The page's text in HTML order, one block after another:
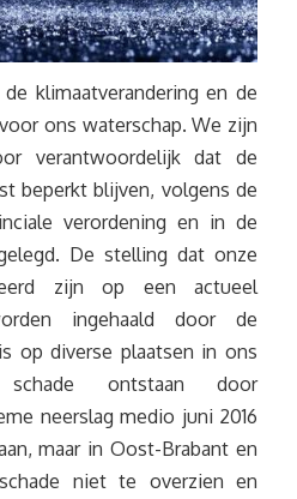
klimaatverandering en de
ons waterschap. We zijn
verantwoordelijk dat de
beperkt blijven, volgens de
verordening en in de
De stelling dat onze
zijn op een actueel
ingehaald door de
op diverse plaatsen in ons
ontstaan door
neerslag medio juni 2016
maar in Oost-Brabant en
niet te overzien en